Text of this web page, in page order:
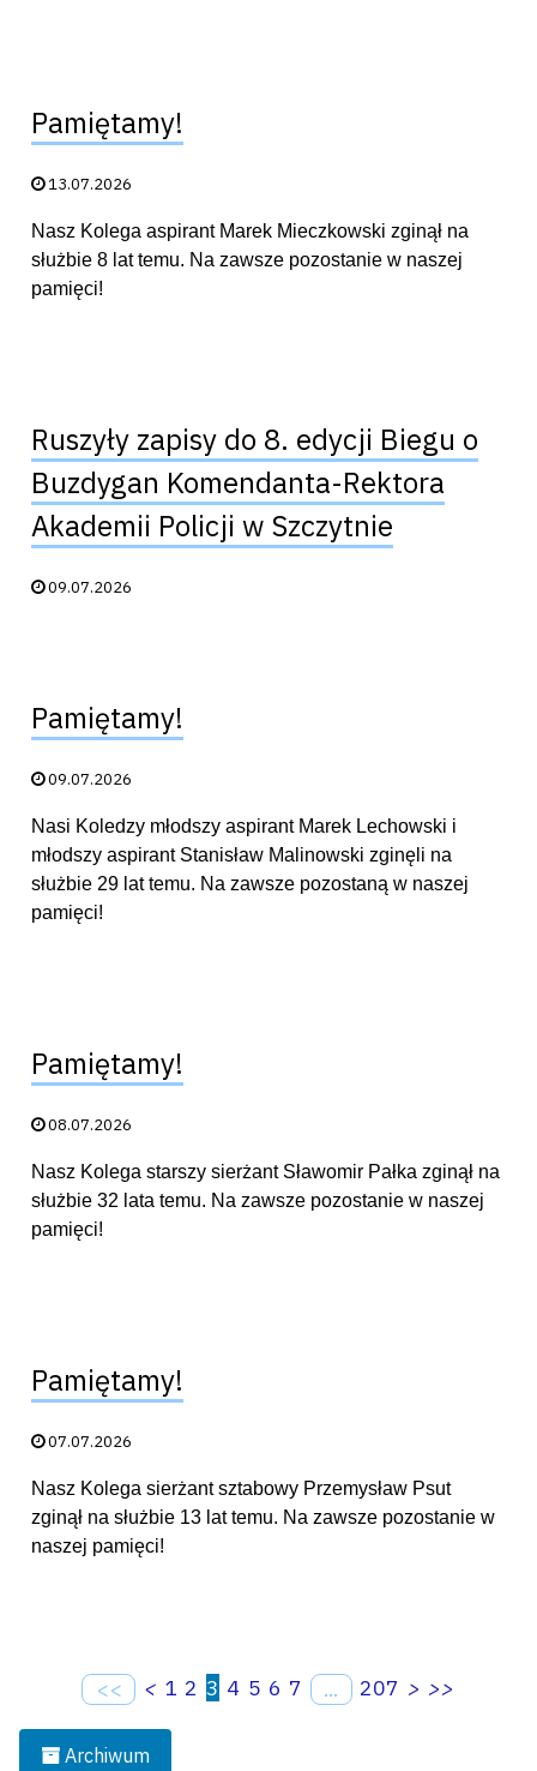
Pamiętamy!
Data publikacji:
13.07.2026
Nasz Kolega aspirant Marek Mieczkowski zginął na
służbie 8 lat temu. Na zawsze pozostanie w naszej
pamięci!
Ruszyły zapisy do 8. edycji Biegu o
Buzdygan Komendanta-Rektora
Akademii Policji w Szczytnie
Data publikacji:
09.07.2026
Pamiętamy!
Data publikacji:
09.07.2026
Nasi Koledzy młodszy aspirant Marek Lechowski i
młodszy aspirant Stanisław Malinowski zginęli na
służbie 29 lat temu. Na zawsze pozostaną w naszej
pamięci!
Pamiętamy!
Data publikacji:
08.07.2026
Nasz Kolega starszy sierżant Sławomir Pałka zginął na
służbie 32 lata temu. Na zawsze pozostanie w naszej
pamięci!
Pamiętamy!
Data publikacji:
07.07.2026
Nasz Kolega sierżant sztabowy Przemysław Psut
zginął na służbie 13 lat temu. Na zawsze pozostanie w
naszej pamięci!
<< < 1 2 3 4 5 6 7 ... 207 > >>
Archiwum